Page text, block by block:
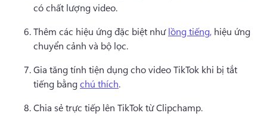
có chất lượng video.
Thêm các hiệu ứng đặc biệt như lồng tiếng, hiệu ứng
chuyển cảnh và bộ lọc.
Gia tăng tính tiện dụng cho video TikTok khi bị tắt
tiếng bằng chú thích.
Chia sẻ trực tiếp lên TikTok từ Clipchamp.